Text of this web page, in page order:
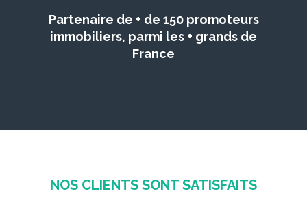
Partenaire de + de 150 promoteurs
immobiliers, parmi les + grands de
France
NOS CLIENTS SONT SATISFAITS